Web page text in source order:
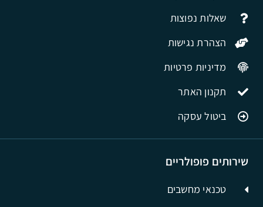
שירותים פופולריים
טכנאי מחשבים
שאלות נפוצות
הצהרת נגישות
מדיניות פרטיות
תקנון האתר
ביטול עסקה